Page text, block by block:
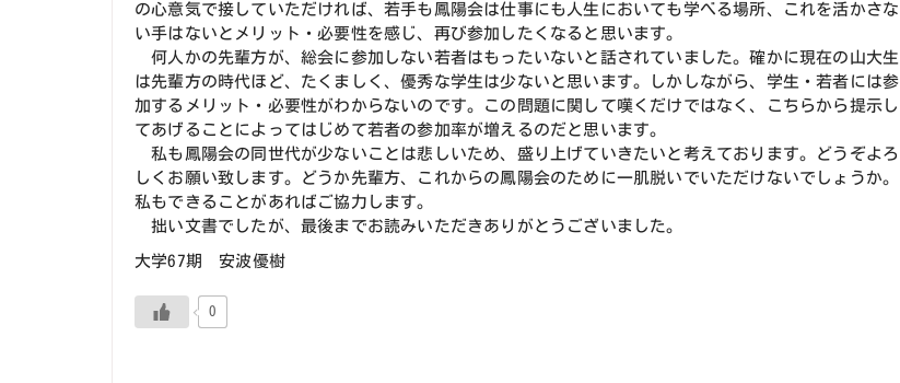
の心意気で接していただければ、若手も鳳陽会は仕事にも人生においても学べる場所、これを活かさな
い手はないとメリット・必要性を感じ、再び参加したくなると思います。
何人かの先輩方が、総会に参加しない若者はもったいないと話されていました。確かに現在の山大生
は先輩方の時代ほど、たくましく、優秀な学生は少ないと思います。しかしながら、学生・若者には参
加するメリット・必要性がわからないのです。この問題に関して嘆くだけではなく、こちらから提示し
てあげることによってはじめて若者の参加率が増えるのだと思います。
私も鳳陽会の同世代が少ないことは悲しいため、盛り上げていきたいと考えております。どうぞよろ
しくお願い致します。どうか先輩方、これからの鳳陽会のために一肌脱いでいただけないでしょうか。
私もできることがあればご協力します。
拙い文書でしたが、最後までお読みいただきありがとうございました。
大学67期 安波優樹
0